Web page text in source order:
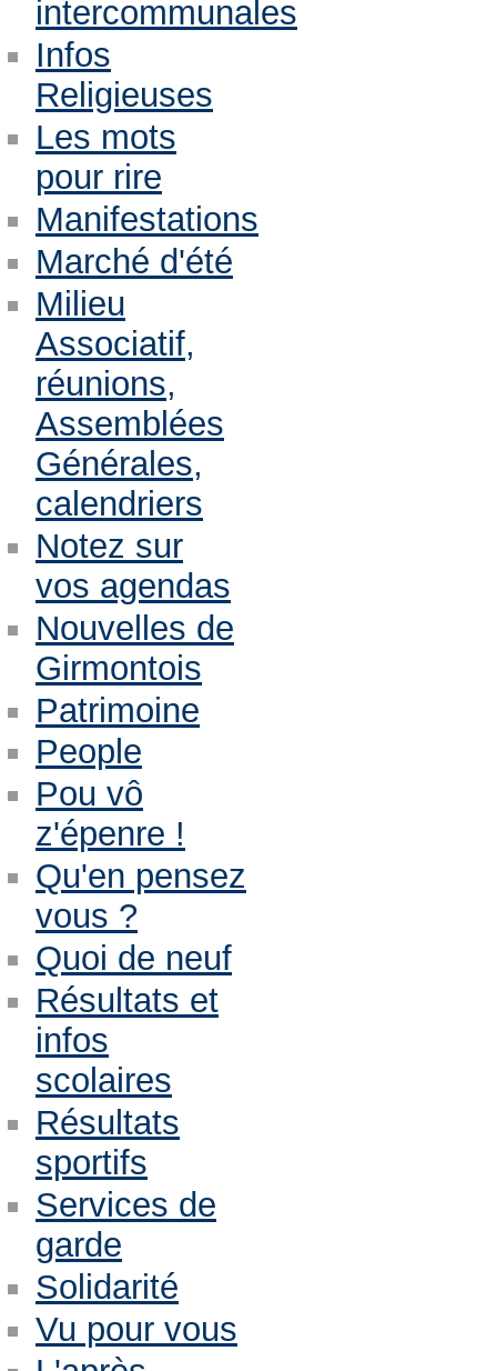
intercommunales
Infos
Religieuses
Les mots
pour rire
Manifestations
Marché d'été
Milieu
Associatif,
réunions,
Assemblées
Générales,
calendriers
Notez sur
vos agendas
Nouvelles de
Girmontois
Patrimoine
People
Pou vô
z'épenre !
Qu'en pensez
vous ?
Quoi de neuf
Résultats et
infos
scolaires
Résultats
sportifs
Services de
garde
Solidarité
Vu pour vous